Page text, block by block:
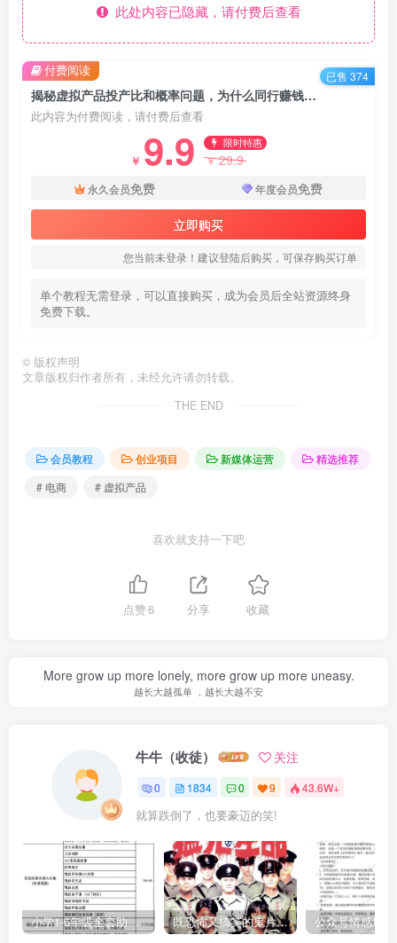
此处内容已隐藏，请付费后查看
揭秘虚拟产品投产比和概率问题，为什么同行赚钱你却被下架？
此内容为付费阅读，请付费后查看
￥ 9.9 限时特惠
￥29.9
永久会员免费 年度会员免费
立即购买
您当前未登录！建议登陆后购买，可保存购买订单
单个教程无需登录，可以直接购买，成为会员后全站资源终身
免费下载。
付费阅读 已售 374
© 版权声明
文章版权归作者所有，未经允许请勿转载。
THE END
会员教程 创业项目 新媒体运营
精选推荐
# 电商
# 虚拟产品
喜欢就支持一下吧
点赞6 分享 收藏
More grow up more lonely, more grow up more uneasy.
越长大越孤单 ，越长大越不安
牛牛（收徒） 关注
0 1834 0 9 43.6W+
就算跌倒了，也要豪迈的笑!
小学1-6年级全套助学资源包（9000GB）(超值的精品资源-会员也需单独购买哦) 既恐怖又搞笑的鬼片（10部猛鬼恐怖片都是喜剧片）